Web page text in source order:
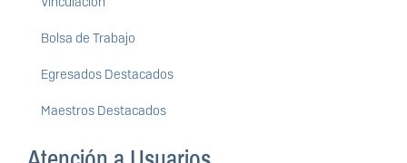
Bolsa de Trabajo
Egresados Destacados
Maestros Destacados